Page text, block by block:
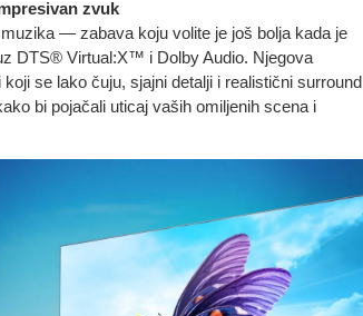
zvuk
— zabava koju volite je još bolja kada je
DTS® Virtual:X™ i Dolby Audio. Njegova
se lako čuju, sjajni detalji i realistični surround
bi pojačali uticaj vaših omiljenih scena i